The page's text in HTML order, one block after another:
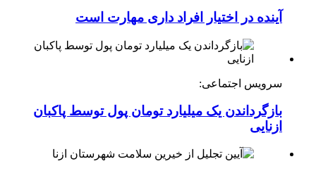
آینده در اختیار افراد داری مهارت است
سرویس اجتماعی:
بازگرداندن یک میلیارد تومان پول توسط پاکبان
ازنایی